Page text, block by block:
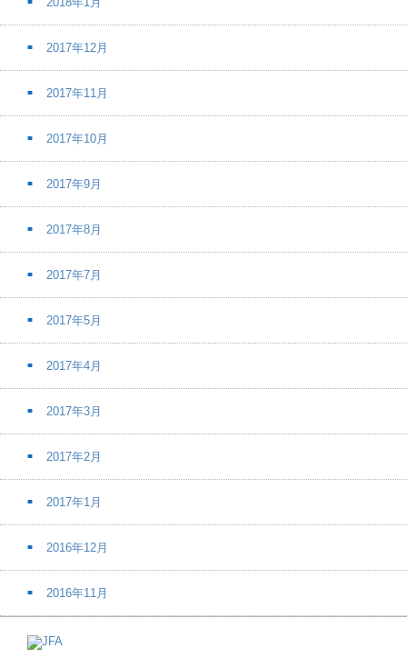
2017年12月
2017年11月
2017年10月
2017年9月
2017年8月
2017年7月
2017年5月
2017年4月
2017年3月
2017年2月
2017年1月
2016年12月
2016年11月